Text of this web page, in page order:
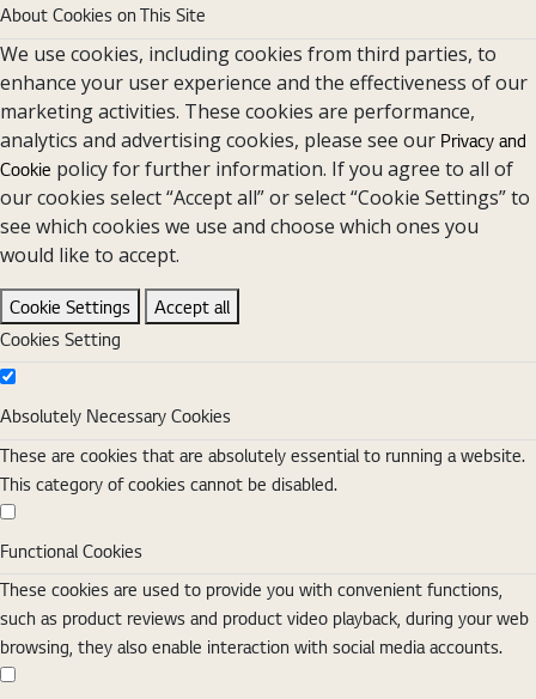
About Cookies on This Site
We use cookies, including cookies from third parties, to
enhance your user experience and the effectiveness of our
marketing activities. These cookies are performance,
analytics and advertising cookies, please see our Privacy and
Cookie policy for further information. If you agree to all of
our cookies select “Accept all” or select “Cookie Settings” to
see which cookies we use and choose which ones you
would like to accept.
Cookie Settings
Accept all
Cookies Setting
Absolutely Necessary Cookies
Absolutely Necessary Cookies
These are cookies that are absolutely essential to running a website.
This category of cookies cannot be disabled.
Functional Cookies
Functional Cookies
These cookies are used to provide you with convenient functions,
such as product reviews and product video playback, during your web
browsing, they also enable interaction with social media accounts.
Social media